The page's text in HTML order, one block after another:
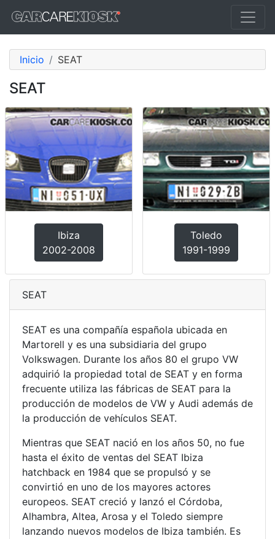
Inicio SEAT
SEAT
Ibiza
2002-2008
Toledo
1991-1999
SEAT
SEAT es una compañía española ubicada en
Martorell y es una subsidiaria del grupo
Volkswagen. Durante los años 80 el grupo VW
adquirió la propiedad total de SEAT y en forma
frecuente utiliza las fábricas de SEAT para la
producción de modelos de VW y Audi además de
la producción de vehículos SEAT.
Mientras que SEAT nació en los años 50, no fue
hasta el éxito de ventas del SEAT Ibiza
hatchback en 1984 que se propulsó y se
convirtió en uno de los mayores actores
europeos. SEAT creció y lanzó el Córdoba,
Alhambra, Altea, Arosa y el Toledo siempre
lanzando nuevos modelos de Ibiza también. Es